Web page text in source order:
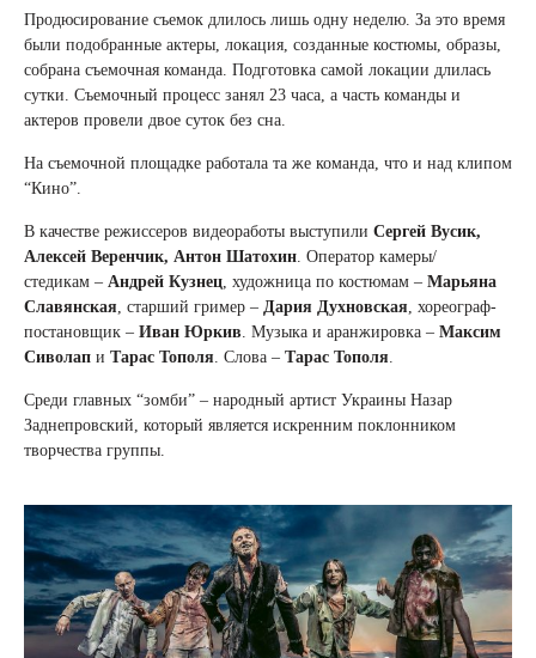
Продюсирование съемок длилось лишь одну неделю . За это время
были подобранные актеры, локация, созданные костюмы, образы
собрана съемочная команда. Подготовка самой локации длилась
сутки. Съемочный процесс занял 23 часа , а часть команды и
актеров провели двое суток без сна.
На съемочной площадке работала та же команда, что и над клипом
“Кино”
В качестве режиссеров видеоработы выступили Сергей Вусик,
Алексей Веренчик, Антон Шатохин . Оператор камеры/
стедикам – Андрей Кузнец , художница по костюмам – Марьяна
Славянская , старший гример – Дария Духновская , хореограф-
постановщик – Иван Юркив . Музыка и аранжировка – Максим
Сиволап и Тарас Тополя . Слова – Тарас Тополя
Среди главных “зомби” – народный артист Украины Назар
Заднепровский, который является искренним поклонником
творчества группы.